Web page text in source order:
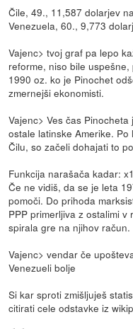
Čile, 49., 11,587 dolarjev
Venezuela, 60., 9,773
Vajenc> tvoj graf pa lepo
reforme, niso bile
1990 oz. ko je Pinochet
zmernejši ekonomisti.
Vajenc> Ves čas
ostale latinske Amerike.
Čilu, so začeli dohajati to
Funkcija narašača kadar:
Če ne vidiš, da se je leta
pomoči. Do prihoda
PPP primerljiva z ostalimi
spirala gre na njihov račun.
Vajenc> vendar če
Venezueli bolje
Si kar sproti zmišljuješ
citirati cele odstavke iz